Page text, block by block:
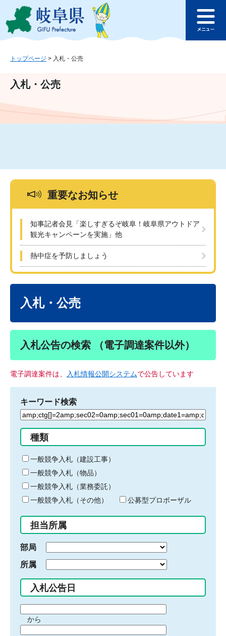
ジ
ュ
文
このページの本文へ
ュ
トップページ > 入札・公売
入札・公売
重要なお知らせ
知事記者会見「楽しすぎるぞ岐阜！岐阜県アウトドア
観光キャンペーンを実施」他
熱中症を予防しましょう
入札・公売
入札公告の検索 （電子調達案件以外）
電子調達案件は、 入札情報公開システムで公告しています
キーワード検索
検
る
キ
ー
ワ
ー
ド
入
力
種類
一般競争入札（建設工事）
一般競争入札（物品）
一般競争入札（業務委託）
一般競争入札（その他）
公募型プロポーザル
担当所属
部局
所属
入札公告日
間から